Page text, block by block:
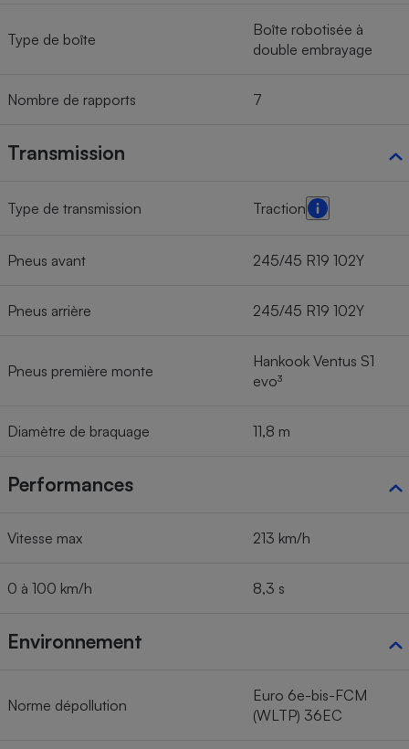
Type de boîte
Boîte robotisée à
double embrayage
Nombre de rapports 7
Transmission
Type de transmission Traction
Pneus avant 245/45 R19 102Y
Pneus arrière 245/45 R19 102Y
Pneus première monte
Hankook Ventus S1
evo³
Diamètre de braquage 11,8 m
Performances
Vitesse max 213 km/h
0 à 100 km/h 8,3 s
Environnement
Norme dépollution
Euro 6e-bis-FCM
(WLTP) 36EC